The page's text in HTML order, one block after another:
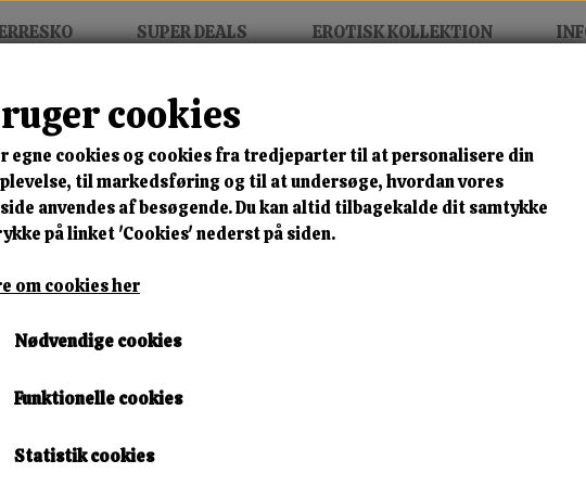
SUPER DEALS EROTISK KOLLEKTION
Maske
MIX FRIT • KØB 3 BETAL FOR 2 • FRI
Rød Bdsm Maske
🎁 SPAR 10 % – KLIK HER OG FÅ
119,00 kr.
Leveringstid:
Omgående Levering
cookies
egne cookies og cookies fra tredjeparter til at personalisere din
til markedsføring og til at undersøge, hvordan vores
anvendes af besøgende. Du kan altid tilbagekalde dit samtykke
på linket 'Cookies' nederst på siden.
om cookies her
Nødvendige cookies
Funktionelle cookies
Statistik cookies